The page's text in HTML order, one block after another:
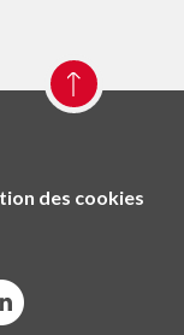
des cookies